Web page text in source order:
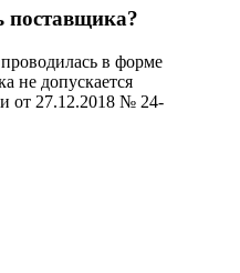
в форме
не допускается
от 27.12.2018 № 24-